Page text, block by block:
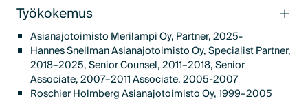
Työkokemus
Asianajotoimisto Merilampi Oy, Partner, 2025-​​
Hannes Snellman Asianajotoimisto Oy, Specialist Partner,
2018–2025, Senior Counsel, 2011–2018, Senior
Associate, 2007–2011 Associate, 2005-2007
Roschier Holmberg Asianajotoimisto Oy, 1999–2005 ​